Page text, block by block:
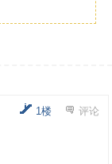
评论
1楼